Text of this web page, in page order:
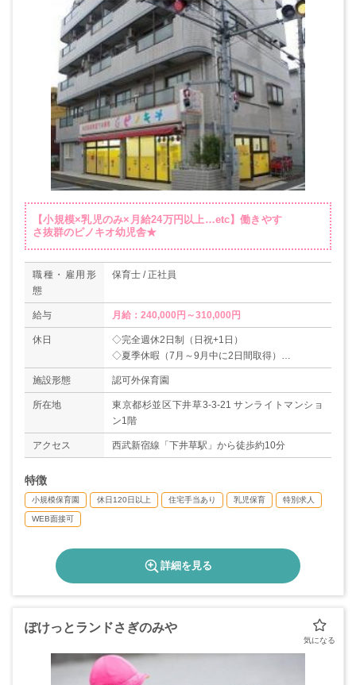
【小規模×乳児のみ×月給24万円以上…etc】働きやす
さ抜群のピノキオ幼児舎★
職種・雇用形
態
保育士 / 正社員
給与 月給：240,000円～310,000円
休日
◇完全週休2日制（日祝+1日）
◇夏季休暇（7月～9月中に2日間取得）
◇年末年始（12/29～1/3）
◇年次有給休暇
◇振休あり
◇結婚休暇（5日）
◇産前産後休暇
◇育児休暇、育児休憩
◇慶弔休暇等
《休園日》
日・祝・年末年始（12/29～1/3）
施設形態 認可外保育園
所在地
東京都杉並区下井草3-3-21 サンライトマンショ
ン1階
アクセス 西武新宿線「下井草駅」から徒歩約10分
特徴
小規模保育園 休日120日以上 住宅手当あり 乳児保育 特別求人
WEB面接可
詳細を見る
ぽけっとランドさぎのみや